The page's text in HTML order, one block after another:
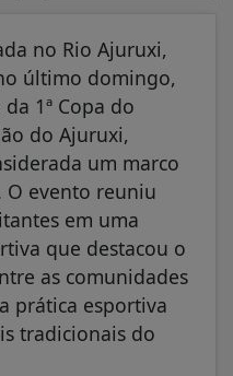
no Rio Ajuruxi,
último domingo,
1ª Copa do
do Ajuruxi,
um marco
evento reuniu
em uma
que destacou o
as comunidades
prática esportiva
tradicionais do